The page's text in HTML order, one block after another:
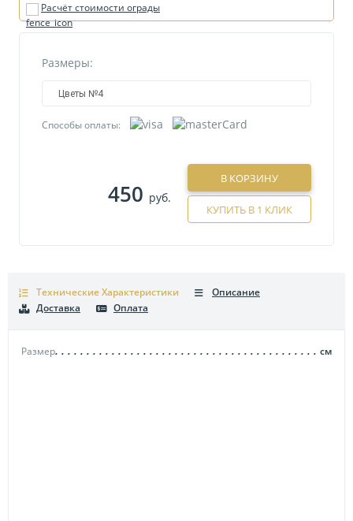
Расчёт стоимости ограды
Размеры:
Цветы №4
Способы оплаты:
450 руб.
В КОРЗИНУ
КУПИТЬ В 1 КЛИК
Технические Характеристики
Размер см
Описание
Доставка
Оплата